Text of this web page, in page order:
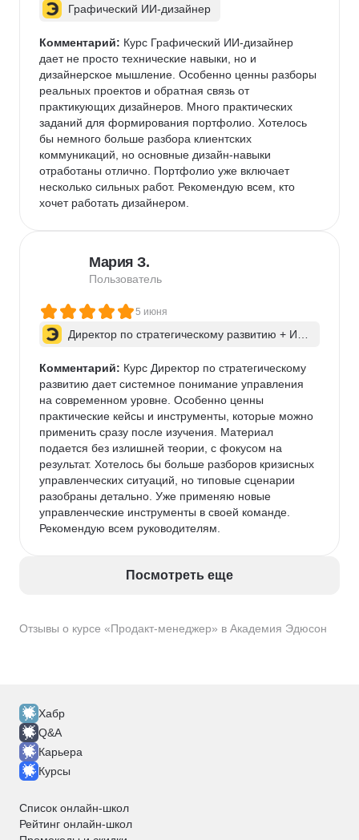
Отзывы о курсе «Продакт-менеджер» в Академия Эдюсон
Графический ИИ-дизайнер
Комментарий: Курс Графический ИИ-дизайнер
дает не просто технические навыки, но и
дизайнерское мышление. Особенно ценны разборы
реальных проектов и обратная связь от
практикующих дизайнеров. Много практических
заданий для формирования портфолио. Хотелось
бы немного больше разбора клиентских
коммуникаций, но основные дизайн-навыки
отработаны отлично. Портфолио уже включает
несколько сильных работ. Рекомендую всем, кто
хочет работать дизайнером.
Мария З.
Пользователь
5 июня
Директор по стратегическому развитию + ИИ
Комментарий: Курс Директор по стратегическому
развитию дает системное понимание управления
на современном уровне. Особенно ценны
практические кейсы и инструменты, которые можно
применить сразу после изучения. Материал
подается без излишней теории, с фокусом на
результат. Хотелось бы больше разборов кризисных
управленческих ситуаций, но типовые сценарии
разобраны детально. Уже применяю новые
управленческие инструменты в своей команде.
Рекомендую всем руководителям.
Посмотреть еще
Хабр
Q&A
Карьера
Курсы
Список онлайн-школ
Рейтинг онлайн-школ